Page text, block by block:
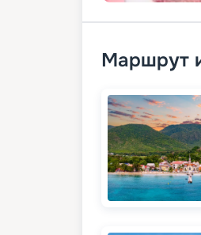
Маршрут